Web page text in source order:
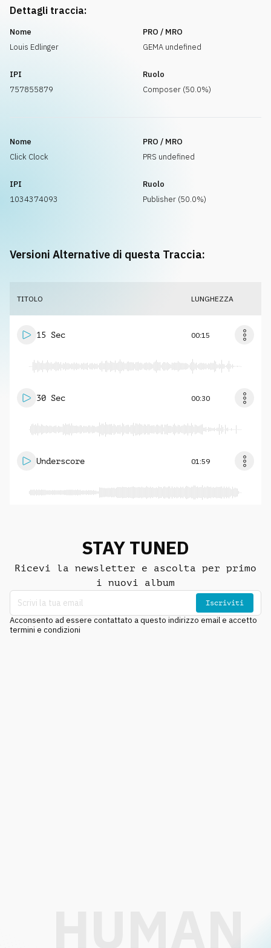
Dettagli traccia:
Nome
Louis Edlinger
PRO / MRO
GEMA undefined
IPI
757855879
Ruolo
Composer (50.0%)
Nome
Click Clock
PRO / MRO
PRS undefined
IPI
1034374093
Ruolo
Publisher (50.0%)
Versioni Alternative di questa Traccia:
TITOLO LUNGHEZZA
15 Sec 00:15
30 Sec 00:30
Underscore 01:59
STAY TUNED
Ricevi la newsletter e ascolta per primo
i nuovi album
Iscriviti
Acconsento ad essere contattato a questo indirizzo email e accetto
termini e condizioni